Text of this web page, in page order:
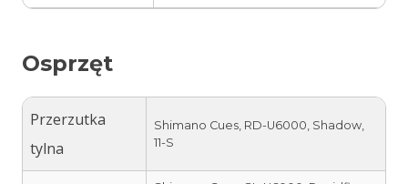
Osprzęt
Przerzutka
tylna
Shimano Cues, RD-U6000, Shadow,
11-S